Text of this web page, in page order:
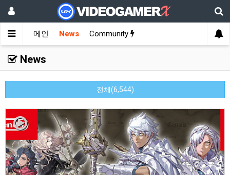
메인 News Community
News
전체(6,544)